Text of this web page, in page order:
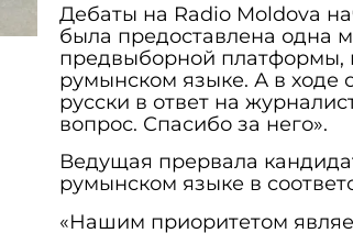
Дебаты на Radio Moldova
была предоставлена одна
предвыборной платформы,
румынском языке. А в ходе
русски в ответ на
вопрос. Спасибо за него».
Ведущая прервала
румынском языке в
«Нашим приоритетом